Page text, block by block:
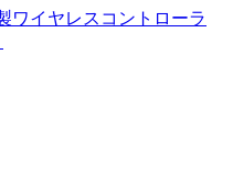
ワイヤレスコントローラ